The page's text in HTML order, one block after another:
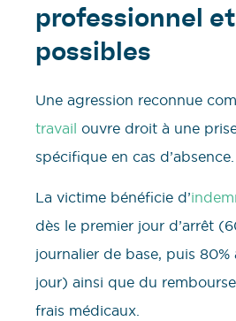
professionnel
possibles
Une agression reconnue
travail ouvre droit à une
spécifique en cas d’absence.
La victime bénéficie d’
dès le premier jour d’arrêt
journalier de base, puis
jour) ainsi que du
frais médicaux.